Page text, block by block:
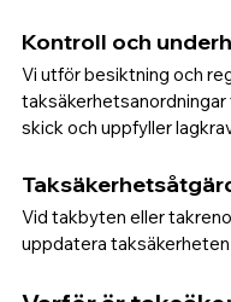
Kontroll och
Vi utför besiktning och
skick och uppfyller
Vid takbyten eller
uppdatera